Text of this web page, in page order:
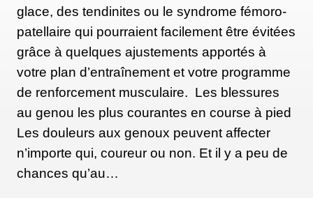
glace, des tendinites ou le syndrome fémoro-
patellaire qui pourraient facilement être évitées
grâce à quelques ajustements apportés à
votre plan d’entraînement et votre programme
de renforcement musculaire. Les blessures
au genou les plus courantes en course à pied
Les douleurs aux genoux peuvent affecter
n’importe qui, coureur ou non. Et il y a peu de
chances qu’au…